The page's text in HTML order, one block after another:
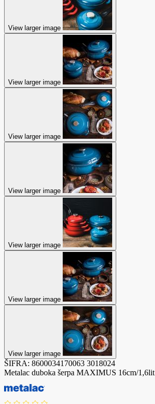
View larger image
View larger image
View larger image
View larger image
View larger image
View larger image
View larger image
ŠIFRA: 8600034170063 3018024
Metalac duboka šerpa MAXIMUS 16cm/1,6lit